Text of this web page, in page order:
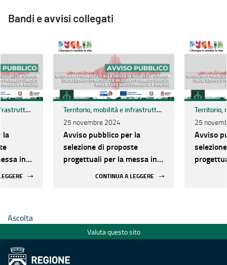
Bandi e avvisi collegati
Territorio, mobilità e infrastrutture
la
in
Territorio, mobilità e infrastrutture
25 novembre 2024
Avviso pubblico per la
selezione di proposte
progettuali per la messa in
CONTINUA A LEGGERE
25
Avviso
Ascolta
Valuta questo sito